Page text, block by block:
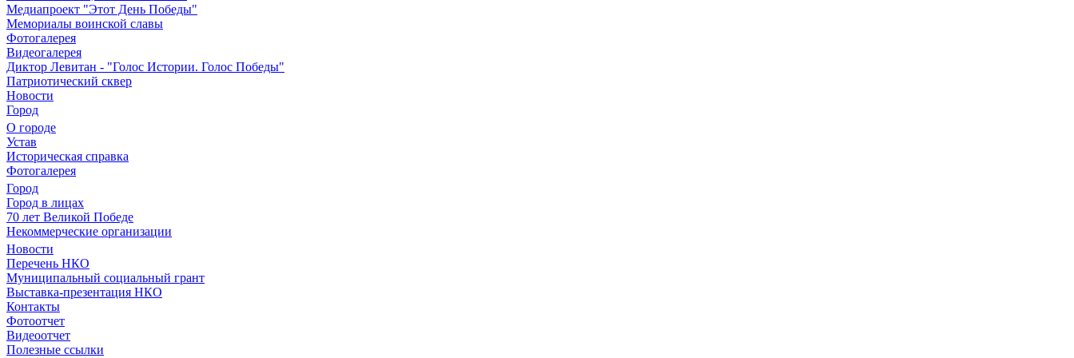
Медиапроект "Этот День Победы"
Мемориалы воинской славы
Фотогалерея
Видеогалерея
Диктор Левитан - "Голос Истории. Голос Победы"
Патриотический сквер
Новости
Город
О городе
Устав
Историческая справка
Фотогалерея
Город
Город в лицах
70 лет Великой Победе
Некоммерческие организации
Новости
Перечень НКО
Муниципальный социальный грант
Выставка-презентация НКО
Контакты
Фотоотчет
Видеоотчет
Полезные ссылки